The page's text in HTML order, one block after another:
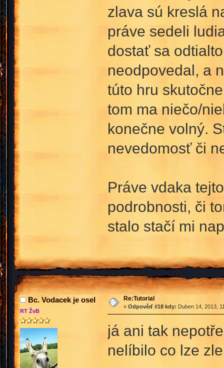
zlava sú kreslá
práve sedeli
dostať sa
neodpovedal, a
túto hru
tom ma niečo/
konečne volný.
nevedomosť či
Práve vdaka
podrobnosti, či
stalo stačí mi
Bc. Vodacek je osel
RT ŽvB
Re:Tutorial
« Odpověď #18 kdy: Duben 14, 2013,
já ani tak
nelíbilo co lze